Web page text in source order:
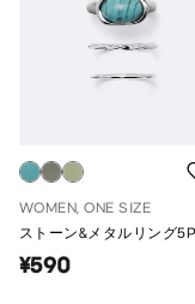
WOMEN, ONE SIZE
ストーン&メタルリング5P
¥590